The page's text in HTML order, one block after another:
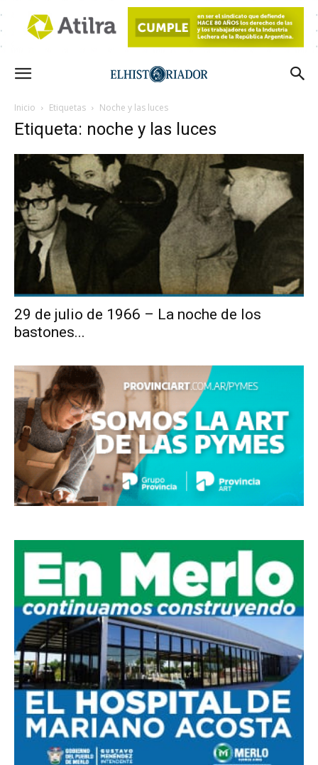
Inicio Etiquetas Noche y las luces
Etiqueta: noche y las luces
29 de julio de 1966 – La noche de los
bastones...